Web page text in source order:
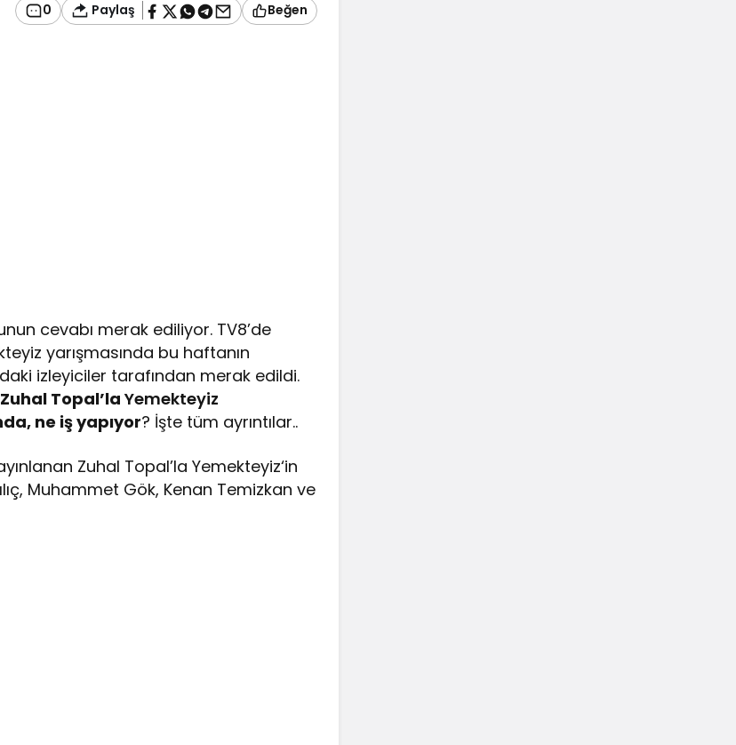
0 Paylaş Beğen
cevabı merak ediliyor. TV8’de
yarışmasında bu haftanın
izleyiciler tarafından merak edildi.
Zuhal Topal’la Yemekteyiz
ne iş yapıyor? İşte tüm ayrıntılar..
Zuhal Topal’la Yemekteyiz‘in
Muhammet Gök, Kenan Temizkan ve